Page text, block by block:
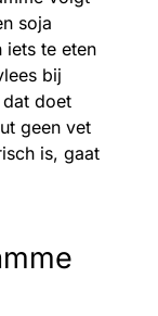
soja
iets te eten
bij
dat doet
geen vet
is, gaat